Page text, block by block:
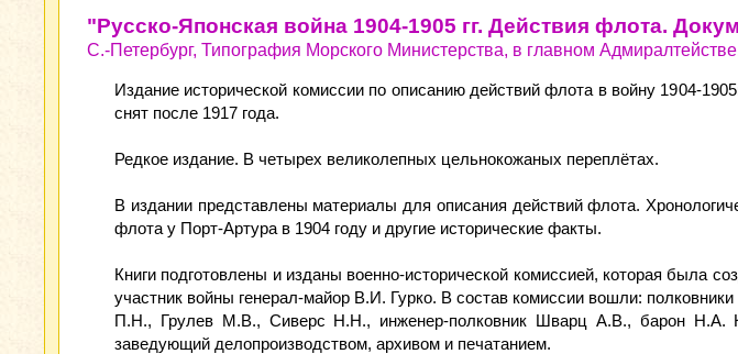
"Русско-Японская война 1904-1905 гг. Действия флота.
С.-Петербург, Типография Морского Министерства, в главном
Издание исторической комиссии по описанию действий флота в войну 1904-
снят после 1917 года.
Редкое издание. В четырех великолепных цельнокожаных переплётах.
В издании представлены материалы для описания действий флота.
флота у Порт-Артура в 1904 году и другие исторические факты.
Книги подготовлены и изданы военно-исторической комиссией, которая была
участник войны генерал-майор В.И. Гурко. В состав комиссии вошли:
П.Н., Грулев М.В., Сиверс Н.Н., инженер-полковник Шварц А.В., барон Н.А.
заведующий делопроизводством, архивом и печатанием.